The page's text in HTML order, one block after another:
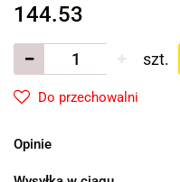
144.53
szt.
Do przechowalni
Opinie